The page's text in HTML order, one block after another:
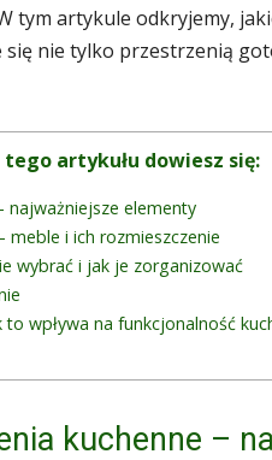
tym artykule odkryjemy,
nie tylko przestrzenią
tego artykułu dowiesz się:
najważniejsze elementy
meble i ich rozmieszczenie
wybrać i jak je zorganizować
wpływa na funkcjonalność
kuchenne –